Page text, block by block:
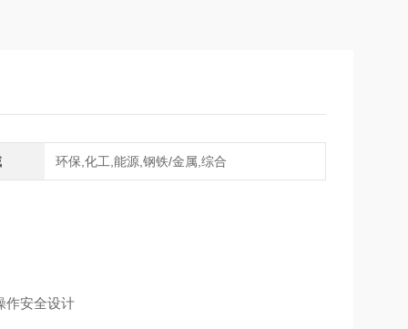
环保,化工,能源,钢铁/金属,综合